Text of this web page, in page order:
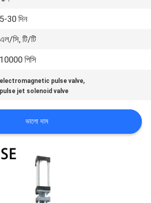
5-30 দিন
এল/সি, টি/টি
10000 পিসি
electromagnetic pulse valve,
pulse jet solenoid valve
ভালো দাম